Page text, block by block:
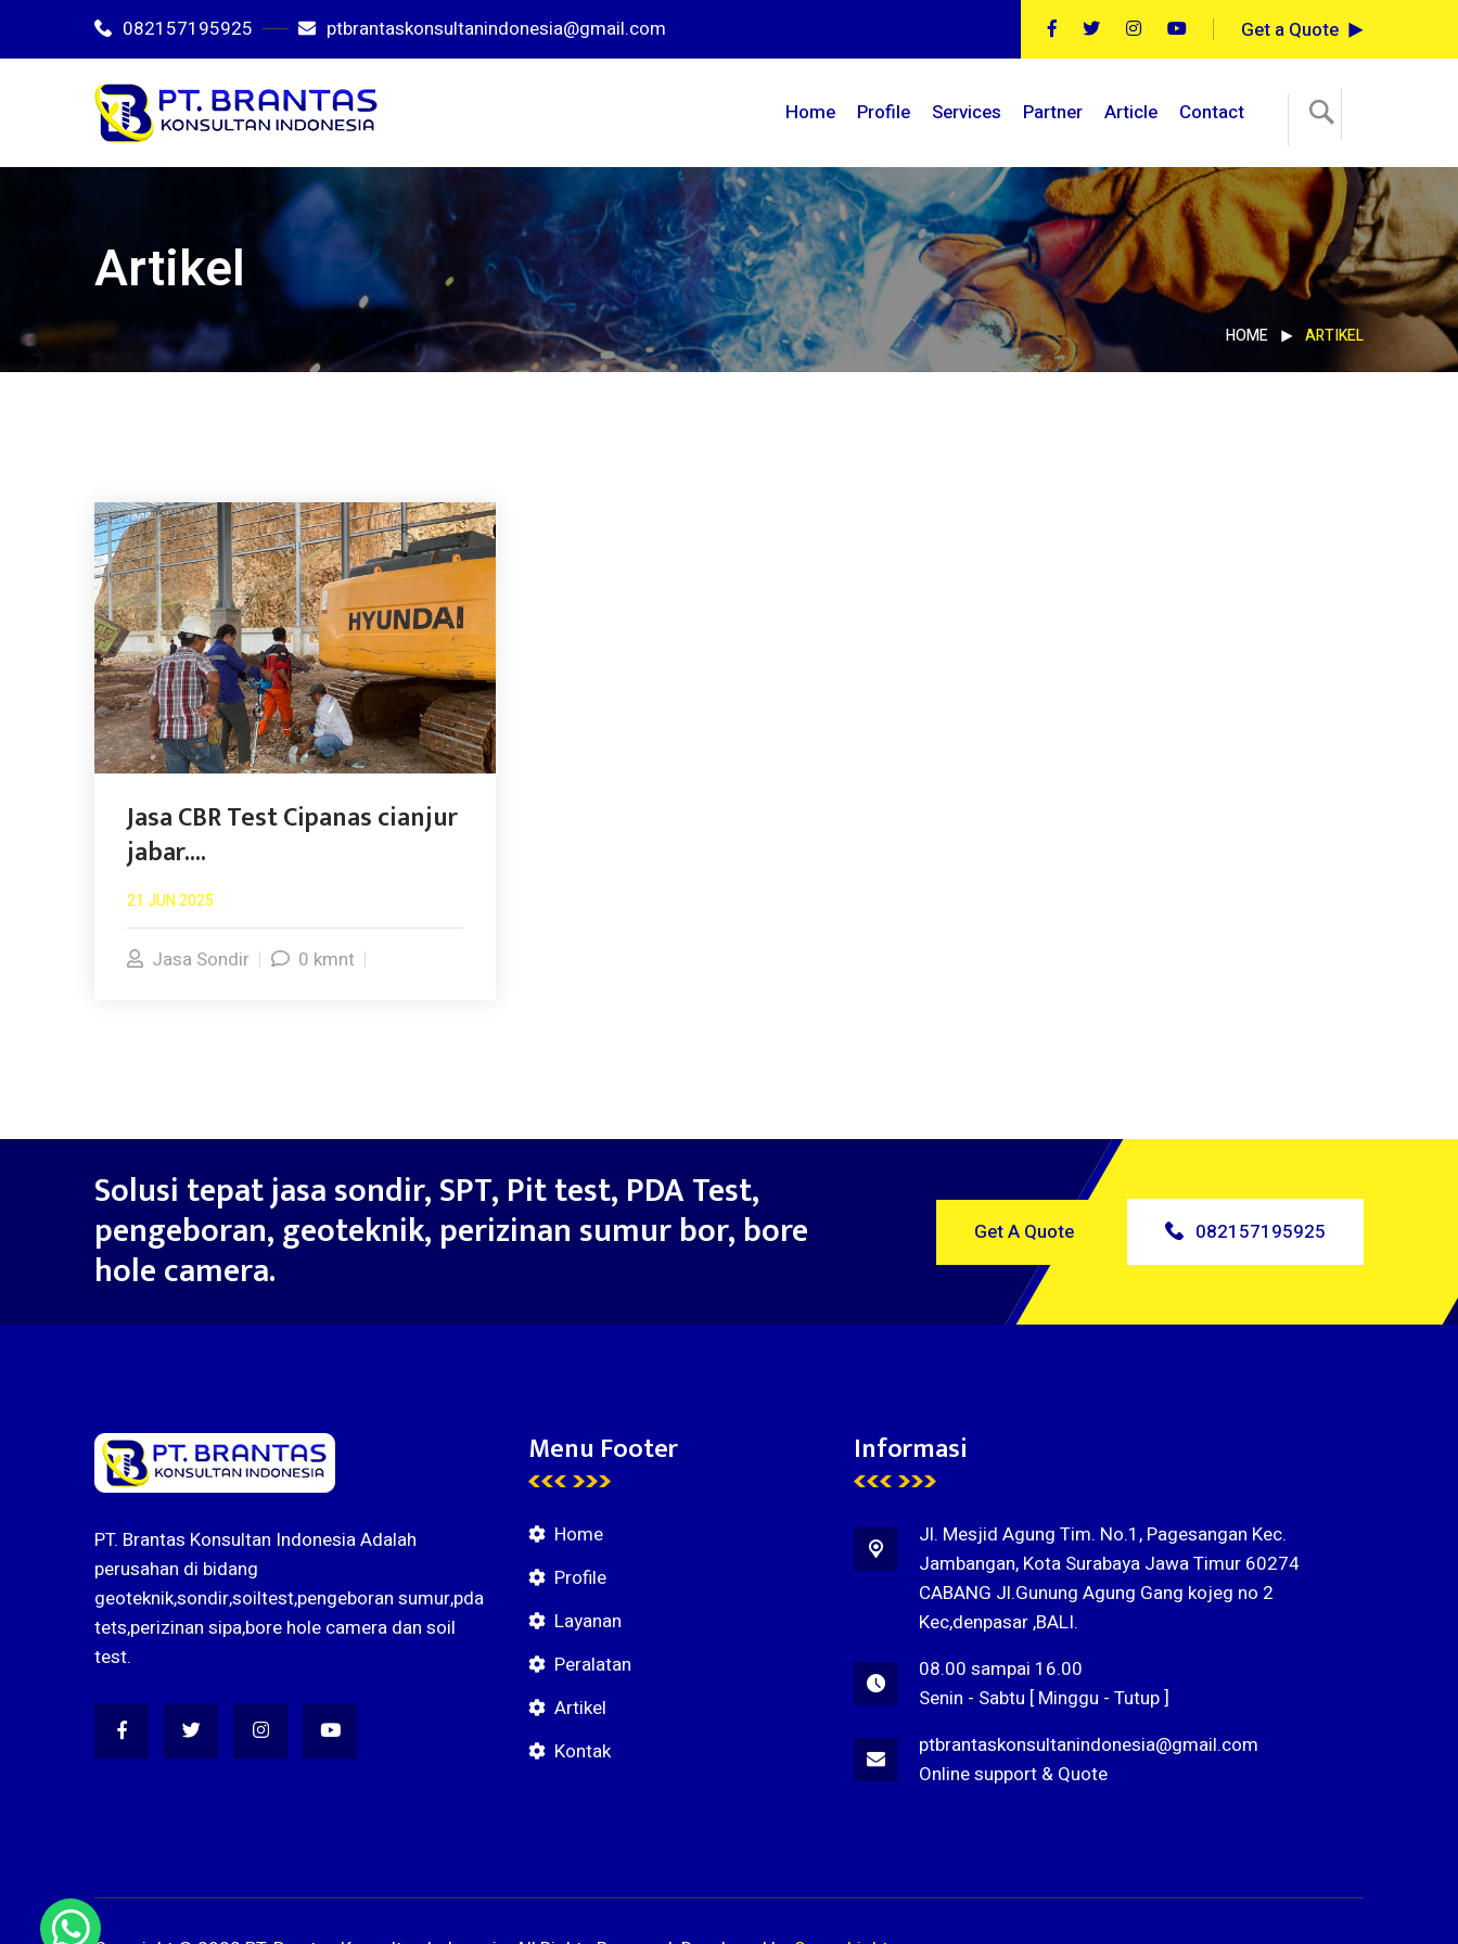
082157195925 ptbrantaskonsultanindonesia@gmail.com Get a Quote
Home Profile Services Partner Article Contact
Artikel
HOME ARTIKEL
Jasa CBR Test Cipanas cianjur
jabar....
21 JUN 2025
Jasa Sondir 0 kmnt
Solusi tepat jasa sondir, SPT, Pit test, PDA Test,
pengeboran, geoteknik, perizinan sumur bor, bore
hole camera.
Get A Quote 082157195925
PT. Brantas Konsultan Indonesia Adalah
perusahan di bidang
geoteknik,sondir,soiltest,pengeboran sumur,pda
tets,perizinan sipa,bore hole camera dan soil
test.
Menu Footer
Home
Profile
Layanan
Peralatan
Artikel
Kontak
Informasi
Jl. Mesjid Agung Tim. No.1, Pagesangan Kec.
Jambangan, Kota Surabaya Jawa Timur 60274
CABANG Jl.Gunung Agung Gang kojeg no 2
Kec,denpasar ,BALI.
08.00 sampai 16.00
Senin - Sabtu [ Minggu - Tutup ]
ptbrantaskonsultanindonesia@gmail.com
Online support & Quote